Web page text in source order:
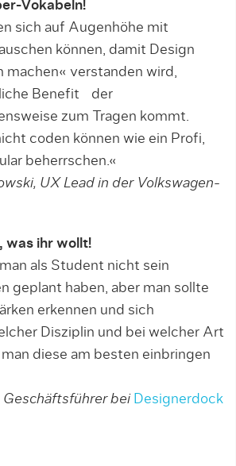
Vokabeln!
sich auf Augenhöhe mit
können, damit Design
machen« verstanden wird,
Benefit der
zum Tragen kommt.
coden können wie ein Profi,
beherrschen.«
UX Lead in der Volkswagen-
was ihr wollt!
als Student nicht sein
geplant haben, aber man sollte
erkennen und sich
Disziplin und bei welcher Art
diese am besten einbringen
bei Designerdock